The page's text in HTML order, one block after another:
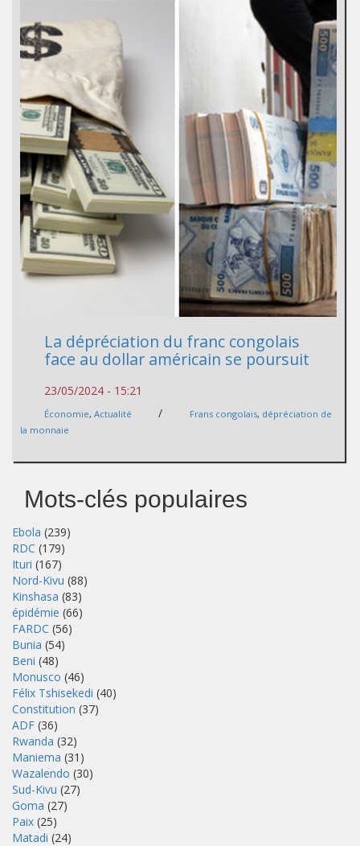
La dépréciation du franc congolais
face au dollar américain se poursuit
23/05/2024 - 15:21
Économie, Actualité / Frans congolais, dépréciation de
la monnaie
Mots-clés populaires
Ebola (239)
RDC (179)
Ituri (167)
Nord-Kivu (88)
Kinshasa (83)
épidémie (66)
FARDC (56)
Bunia (54)
Beni (48)
Monusco (46)
Félix Tshisekedi (40)
Constitution (37)
ADF (36)
Rwanda (32)
Maniema (31)
Wazalendo (30)
Sud-Kivu (27)
Goma (27)
Paix (25)
Matadi (24)